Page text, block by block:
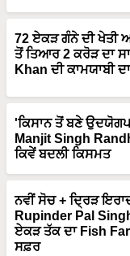
72 ਏਕੜ ਗੰਨੇ ਦੀ ਖੇਤੀ
ਤੋਂ ਤਿਆਰ 2 ਕਰੋੜ ਦਾ
Khan ਦੀ ਕਾਮਯਾਬੀ
'ਕਿਸਾਨ ਤੋਂ ਬਣੇ
Manjit Singh
ਕਿਵੇਂ ਬਦਲੀ ਕਿਸਮਤ
ਨਵੀਂ ਸੋਚ + ਦ੍ਰਿੜ
Rupinder Pal
ਏਕੜ ਤੱਕ ਦਾ Fish
ਸਫ਼ਰ